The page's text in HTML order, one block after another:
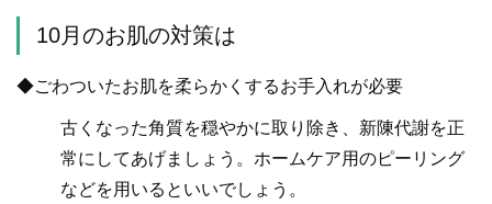
10月のお肌の対策は
◆ごわついたお肌を柔らかくするお手入れが必要
古くなった角質を穏やかに取り除き、新陳代謝を正
常にしてあげましょう。ホームケア用のピーリング
などを用いるといいでしょう。